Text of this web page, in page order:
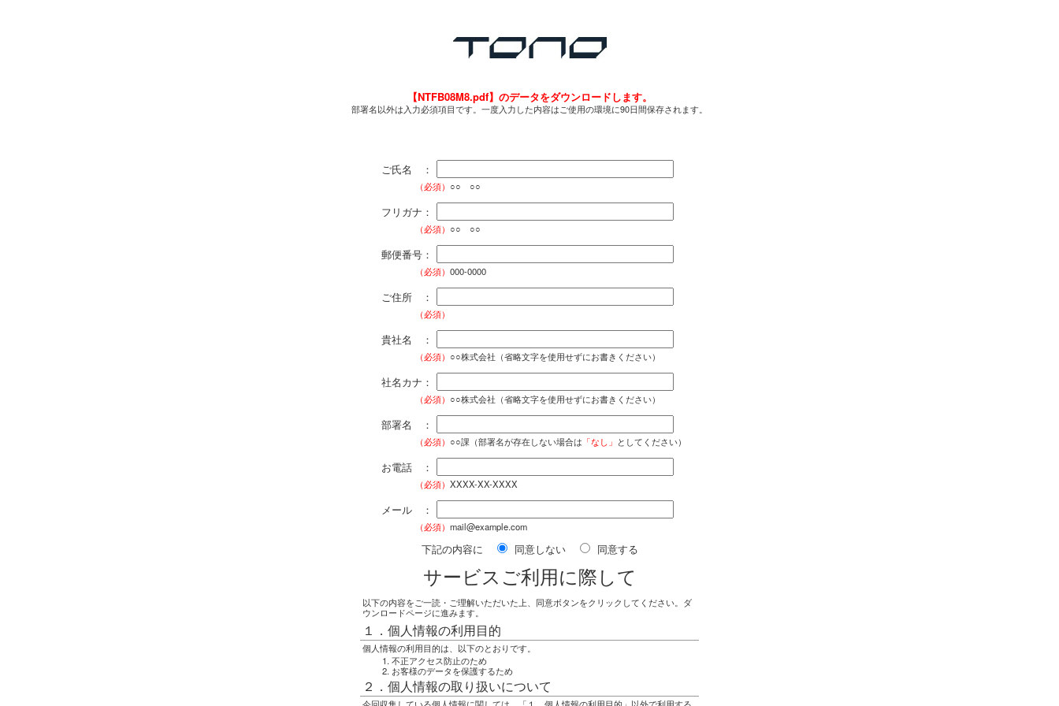
【NTFB08M8.pdf】のデータをダウンロードします。
部署名以外は入力必須項目です。一度入力した内容はご使用の環境に90日間保存されます。
ご氏名 ：
（必須） ○○ ○○
フリガナ：
（必須） ○○ ○○
郵便番号：
（必須） 000-0000
ご住所 ：
（必須）
貴社名 ：
（必須） ○○株式会社（省略文字を使用せずにお書きください）
社名カナ：
（必須） ○○株式会社（省略文字を使用せずにお書きください）
部署名 ：
（必須） ○○課（部署名が存在しない場合は 「なし」 としてください）
お電話 ：
（必須） XXXX-XX-XXXX
メール ：
（必須） mail@example.com
下記の内容に 同意しない 同意する
サービスご利用に際して
以下の内容をご一読・ご理解いただいた上、同意ボタンをクリックしてください。ダ
ウンロードページに進みます。
１．個人情報の利用目的
個人情報の利用目的は、以下のとおりです。
不正アクセス防止のため
お客様のデータを保護するため
２．個人情報の取り扱いについて